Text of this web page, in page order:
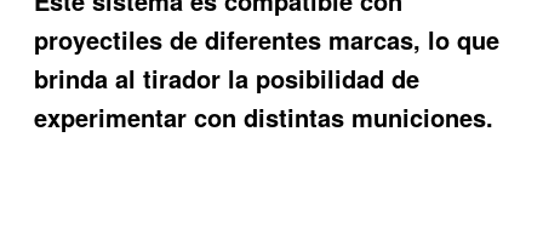
proyectiles de diferentes marcas, lo que
brinda al tirador la posibilidad de
experimentar con distintas municiones.